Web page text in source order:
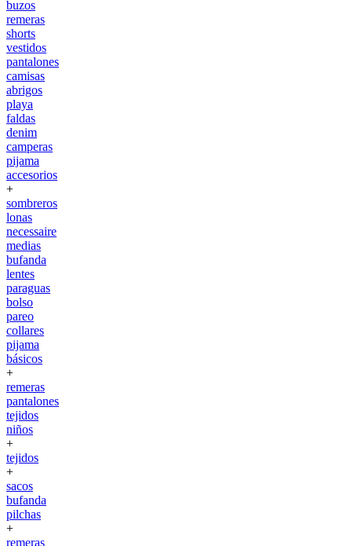
buzos
remeras
shorts
vestidos
pantalones
camisas
abrigos
playa
faldas
denim
camperas
pijama
accesorios
+
sombreros
lonas
necessaire
medias
bufanda
lentes
paraguas
bolso
pareo
collares
pijama
básicos
+
remeras
pantalones
tejidos
niños
+
tejidos
+
sacos
bufanda
pilchas
+
remeras